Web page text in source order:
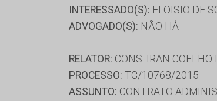
INTERESSADO(S): ELOISIO DE
ADVOGADO(S): NÃO HÁ
RELATOR: CONS. IRAN COELHO
PROCESSO: TC/10768/2015
ASSUNTO: CONTRATO